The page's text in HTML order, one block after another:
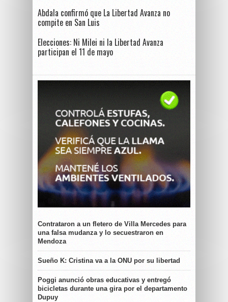
Abdala confirmó que La Libertad Avanza no
compite en San Luis
Elecciones: Ni Milei ni la Libertad Avanza
participan el 11 de mayo
Contrataron a un fletero de Villa Mercedes para
una falsa mudanza y lo secuestraron en
Mendoza
Sueño K: Cristina va a la ONU por su libertad
Poggi anunció obras educativas y entregó
bicicletas durante una gira por el departamento
Dupuy